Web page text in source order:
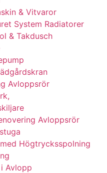
& Vitvaror
System Radiatorer
& Takdusch
Avloppsrör
Avloppsrör
Högtrycksspolning
Avlopp